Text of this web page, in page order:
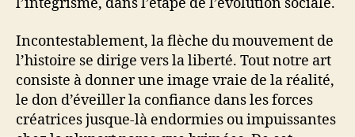
Incontestablement, la flèche du mouvement de
l’histoire se dirige vers la liberté. Tout notre art
consiste à donner une image vraie de la réalité,
le don d’éveiller la confiance dans les forces
créatrices jusque-là endormies ou impuissantes